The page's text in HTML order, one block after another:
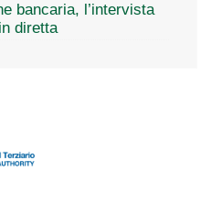
bancaria, l’intervista
diretta